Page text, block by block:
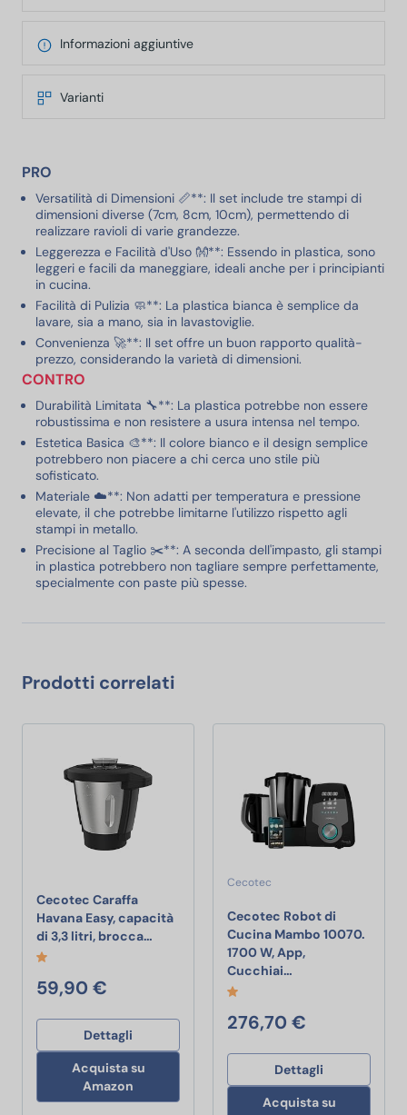
Informazioni aggiuntive
Varianti
PRO
Versatilità di Dimensioni 📏**: Il set include tre stampi di
dimensioni diverse (7cm, 8cm, 10cm), permettendo di
realizzare ravioli di varie grandezze.
Leggerezza e Facilità d'Uso 👐**: Essendo in plastica, sono
leggeri e facili da maneggiare, ideali anche per i principianti
in cucina.
Facilità di Pulizia 🧼**: La plastica bianca è semplice da
lavare, sia a mano, sia in lavastoviglie.
Convenienza 🚀**: Il set offre un buon rapporto qualità-
prezzo, considerando la varietà di dimensioni.
CONTRO
Durabilità Limitata 🔧**: La plastica potrebbe non essere
robustissima e non resistere a usura intensa nel tempo.
Estetica Basica 🎨**: Il colore bianco e il design semplice
potrebbero non piacere a chi cerca uno stile più
sofisticato.
Materiale ☁️**: Non adatti per temperatura e pressione
elevate, il che potrebbe limitarne l'utilizzo rispetto agli
stampi in metallo.
Precisione al Taglio ✂️**: A seconda dell'impasto, gli stampi
in plastica potrebbero non tagliare sempre perfettamente,
specialmente con paste più spesse.
Prodotti correlati
Cecotec Caraffa
Havana Easy, capacità
di 3,3 litri, brocca… Cecotec Caraffa Havana Easy,
59,90 €
Dettagli
Acquista su
Amazon
Cecotec
Cecotec Robot di
Cucina Mambo 10070.
1700 W, App,
Cucchiai…
276,70 €
Dettagli
Acquista su